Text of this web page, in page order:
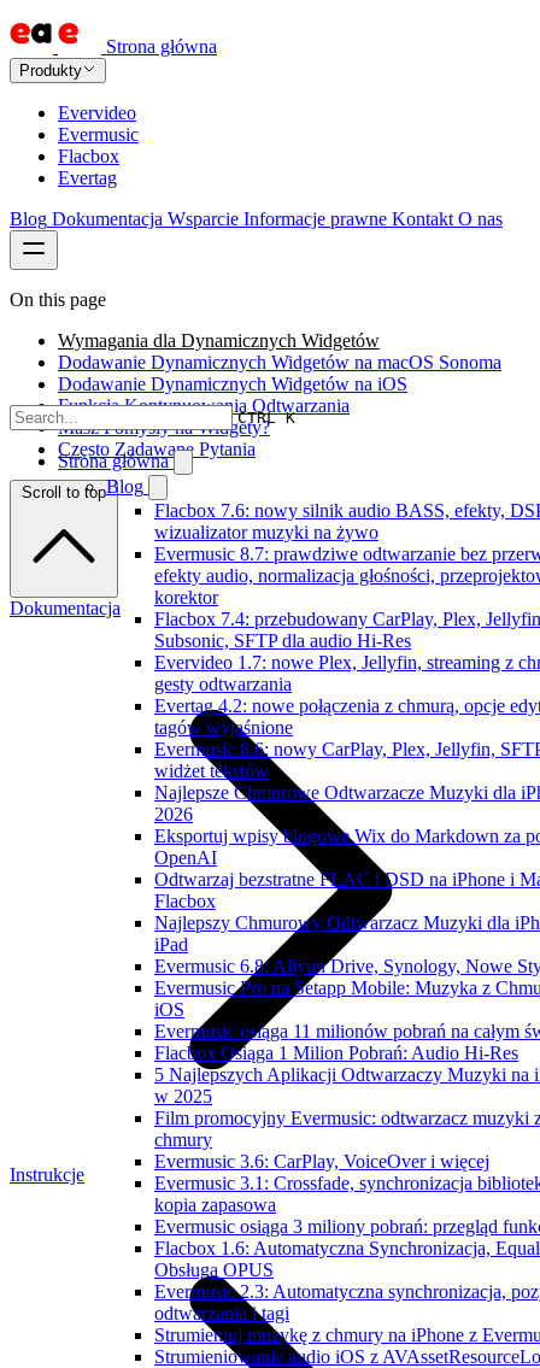
Strona główna
Produkty
Evervideo
Evermusic
Flacbox
Evertag
Blog Dokumentacja Wsparcie Informacje prawne Kontakt O nas
CTRL K
Strona główna
Blog
Flacbox 7.6: nowy silnik audio BASS, efekty,
wizualizator muzyki na żywo
Evermusic 8.7: prawdziwe odtwarzanie bez
efekty audio, normalizacja głośności,
korektor
Flacbox 7.4: przebudowany CarPlay, Plex,
Subsonic, SFTP dla audio Hi-Res
Evervideo 1.7: nowe Plex, Jellyfin, streaming z
gesty odtwarzania
Evertag 4.2: nowe połączenia z chmurą, opcje
tagów wyjaśnione
Evermusic 8.6: nowy CarPlay, Plex, Jellyfin,
widżet tekstów
Najlepsze Chmurowe Odtwarzacze Muzyki dla
2026
Eksportuj wpisy blogowe Wix do Markdown za
OpenAI
Odtwarzaj bezstratne FLAC i DSD na iPhone i
Flacbox
Najlepszy Chmurowy Odtwarzacz Muzyki dla
iPad
Evermusic 6.8: Aliyun Drive, Synology, Nowe
Evermusic Pro na Setapp Mobile: Muzyka z
iOS
Evermusic osiąga 11 milionów pobrań na całym
Flacbox Osiąga 1 Milion Pobrań: Audio Hi-Res
5 Najlepszych Aplikacji Odtwarzaczy Muzyki na
w 2025
Film promocyjny Evermusic: odtwarzacz muzyki
chmury
Evermusic 3.6: CarPlay, VoiceOver i więcej
Evermusic 3.1: Crossfade, synchronizacja
kopia zapasowa
Evermusic osiąga 3 miliony pobrań: przegląd
Flacbox 1.6: Automatyczna Synchronizacja,
Obsługa OPUS
Evermusic 2.3: Automatyczna synchronizacja,
odtwarzania i tagi
Strumieniuj muzykę z chmury na iPhone z
Strumieniowanie audio iOS z
On this page
Wymagania dla Dynamicznych Widgetów
Dodawanie Dynamicznych Widgetów na macOS Sonoma
Dodawanie Dynamicznych Widgetów na iOS
Funkcja Kontynuowania Odtwarzania
Masz Pomysły na Widgety?
Często Zadawane Pytania
Scroll to top
Dokumentacja
Instrukcje